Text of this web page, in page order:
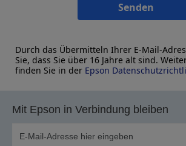
Senden
Durch das Übermitteln Ihrer E-Mail-
Sie, dass Sie über 16 Jahre alt sind.
finden Sie in der Epson
Mit Epson in Verbindung bleiben